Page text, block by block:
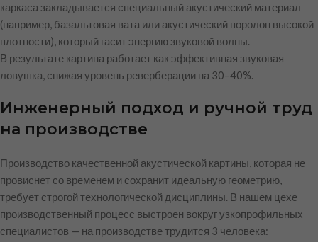
каркаса закладывается специальный акустический материал
(например, базальтовая вата или акустический поролон высокой
плотности), который гасит энергию звуковой волны.
В результате картина работает как эффективная звуковая
ловушка, снижая уровень реверберации на 30–40%.
Инженерный подход и ручной труд
на производстве
Производство качественной акустической картины, которая не
провиснет со временем и сохранит идеальную геометрию,
требует строгой технологической дисциплины. В нашем цехе
производственный процесс выстроен вокруг узкопрофильных
специалистов — на производстве трудится 3 человека: